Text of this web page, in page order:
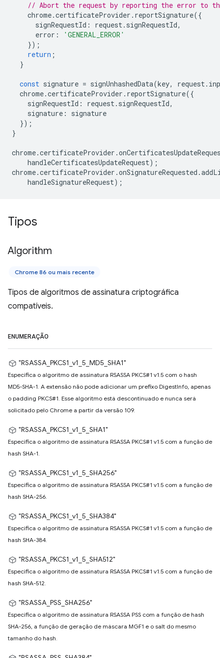
// Abort the request by reporting the error to
chrome.certificateProvider . reportSignature({
signRequestId : request. signRequestId,
error :
'GENERAL_ERROR'
});
return ;
}
const signature = signUnhashedData(key, request.
chrome.certificateProvider . reportSignature({
signRequestId : request. signRequestId,
signature :
signature
});
}
chrome.certificateProvider .
handleCertificatesUpdateRequest);
chrome.certificateProvider .onSignatureRequested .
handleSignatureRequest);
Tipos
Algorithm
Chrome 86 ou mais recente
Tipos de algoritmos de assinatura criptográfica
compatíveis.
ENUMERAÇÃO
"RSASSA_PKCS1_v1_5_MD5_SHA1"
Especifica o algoritmo de assinatura RSASSA PKCS#1 v1.5 com o hash
MD5-SHA-1. A extensão não pode adicionar um prefixo DigestInfo, apenas
o padding PKCS#1. Esse algoritmo está descontinuado e nunca será
solicitado pelo Chrome a partir da versão 109.
"RSASSA_PKCS1_v1_5_SHA1"
Especifica o algoritmo de assinatura RSASSA PKCS#1 v1.5 com a função de
hash SHA-1.
"RSASSA_PKCS1_v1_5_SHA256"
Especifica o algoritmo de assinatura RSASSA PKCS#1 v1.5 com a função de
hash SHA-256.
"RSASSA_PKCS1_v1_5_SHA384"
Especifica o algoritmo de assinatura RSASSA PKCS#1 v1.5 com a função de
hash SHA-384.
"RSASSA_PKCS1_v1_5_SHA512"
Especifica o algoritmo de assinatura RSASSA PKCS#1 v1.5 com a função de
hash SHA-512.
"RSASSA_PSS_SHA256"
Especifica o algoritmo de assinatura RSASSA PSS com a função de hash
SHA-256, a função de geração de máscara MGF1 e o salt do mesmo
tamanho do hash.